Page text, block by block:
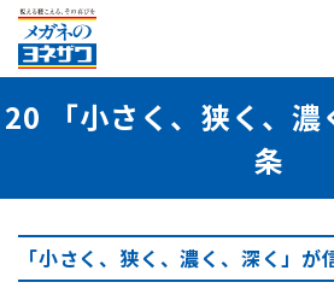
20 「小さく、狭く、
条
「小さく、狭く、濃く、深く」が